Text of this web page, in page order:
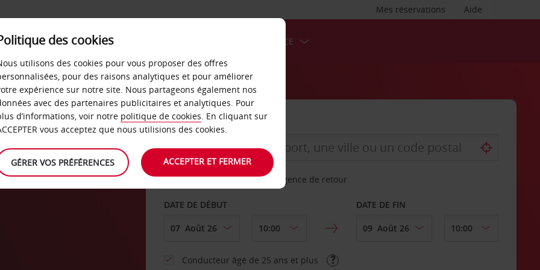
Aide
Mes réservations
SERVICES &
LOCATION
LIBRE-SERVICE
AGENCE DE DÉPART
Sélectionnez une autre agence de retour
DATE DE DÉBUT DATE DE FIN
Conducteur âgé de 25 ans et plus
des cookies
utilisons des cookies pour vous proposer des offres
pour des raisons analytiques et pour améliorer
expérience sur notre site. Nous partageons également nos
avec des partenaires publicitaires et analytiques. Pour
d’informations, voir notre politique de cookies. En cliquant sur
vous acceptez que nous utilisions des cookies.
GÉRER VOS PRÉFÉRENCES ACCEPTER ET FERMER